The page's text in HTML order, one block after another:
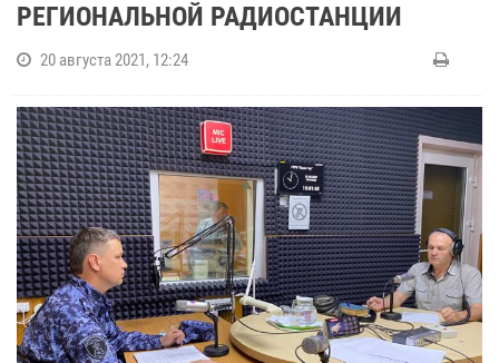
РЕГИОНАЛЬНОЙ РАДИОСТАНЦИИ
20 августа 2021, 12:24